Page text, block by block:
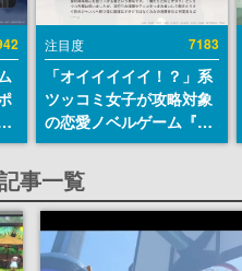
注目度 7183
「オイイイイイ！？」系
ツッコミ女子が攻略対象
の恋愛ノベルゲーム『美
術部カノジョ』Steamス
トアページが公開。「お
前らーそろそろ自重しろ
ー？＾＾」暗黒微笑の夢
女子や、萌え声不思議ち
ゃん女子と青春を謳歌
事一覧